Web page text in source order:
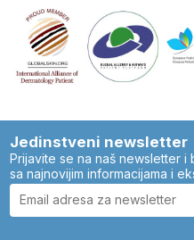
Jedinstveni newsletter
Prijavite se na naš newsletter i
sa najnovijim informacijama i